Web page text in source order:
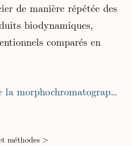
de manière répétée des
biodynamiques,
comparés en
Présentation de la morphochromatographie (2009)
méthodes >